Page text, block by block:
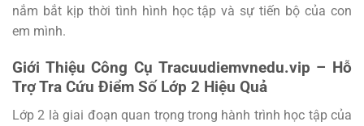
nắm bắt kịp thời tình hình học tập và sự tiến bộ của con
em mình.
Giới Thiệu Công Cụ Tracuudiemvnedu.vip – Hỗ
Trợ Tra Cứu Điểm Số Lớp 2 Hiệu Quả
Lớp 2 là giai đoạn quan trọng trong hành trình học tập của